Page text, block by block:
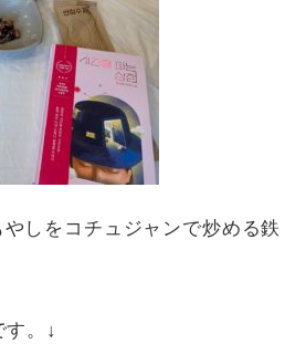
しをコチュジャンで炒める鉄
す。↓